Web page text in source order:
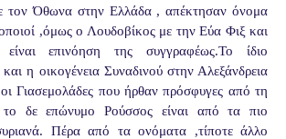
τον Όθωνα στην Ελλάδα , απέκτησαν όνομα
,όμως ο Λουδοβίκος με την Εύα Φιξ και
επινόηση της συγγραφέως.Το ίδιο
η οικογένεια Συναδινού στην Αλεξάνδρεια
Γιασεμολάδες που ήρθαν πρόσφυγες από τη
δε επώνυμο Ρούσσος είναι από τα πιο
Πέρα από τα ονόματα ,τίποτε άλλο